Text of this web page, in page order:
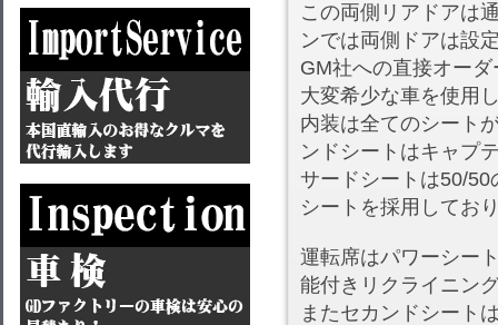
この両側リアドアは
ンでは両側ドアは設
GM社への直接オー
大変希少な車を使用
内装は全てのシート
ンドシートはキャプ
サードシートは50/
シートを採用してお
運転席はパワーシー
能付きリクライニン
またセカンドシート